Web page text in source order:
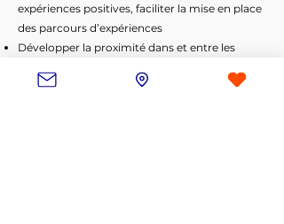
expériences positives, faciliter la mise en place
des parcours d’expériences
Développer la proximité dans et entre les
initier et animer des partages de bonnes